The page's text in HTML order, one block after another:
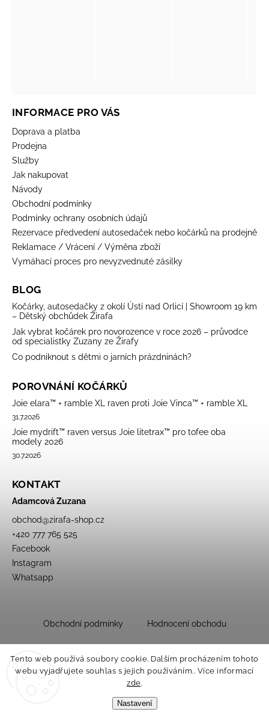
Tento web používá soubory cookie. Dalším procházením tohoto
webu vyjadřujete souhlas s jejich používáním.. Více informací
zde.
Nastavení
INFORMACE PRO VÁS
Doprava a platba
Prodejna
Služby
Jak nakupovat
Návody
Obchodní podmínky
Podmínky ochrany osobních údajů
Rezervace předvedení autosedaček nebo kočárků na prodejně
Reklamace / Vrácení / Výměna zboží
Vymáhací proces pro nevyzvednuté zásilky
BLOG
Kočárky, autosedačky z okolí Ústí nad Orlicí | Showroom 19 km
– Dětský obchůdek Žirafa
Jak vybrat kočárek pro novorozence v roce 2026 – průvodce
od specialistky Zuzany ze Žirafy
Co podniknout s dětmi o jarních prázdninách?
POROVNÁNÍ KOČÁRKŮ
Joie elara™ + ramble XL raven proti Joie Vinca™ + ramble XL
31.7.2026
Joie mydrift™ raven versus Joie litetrax™ pro tofee oba
modely 2026
30.7.2026
KONTAKT
Adamcová Zuzana
obchod@zirafa-shop.cz
+420 777 765 525
Facebook
Instagram
Whatsapp
Obchodní podmínky Hodnocení obchodu